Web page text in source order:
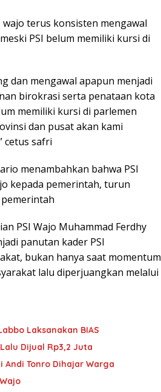
wajo terus konsisten mengawal
PSI belum memiliki kursi di
dan mengawal apapun menjadi
birokrasi serta penataan kota
memiliki kursi di parlemen
dan pusat akan kami
cetus safri
menambahkan bahwa PSI
kepada pemerintah, turun
PSI Wajo Muhammad Ferdhy
panutan kader PSI
bukan hanya saat momentum
lalu diperjuangkan melalui
Laksanakan BIAS
Dijual Rp3,2 Juta
Tonro Dihajar Warga